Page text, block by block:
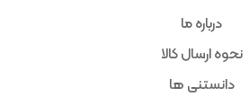
درباره ما
نحوه ارسال کالا
دانستنی ها